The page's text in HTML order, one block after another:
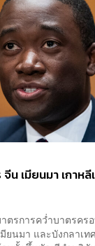
น เมียนมา เกาห
ตรการคว่ำบาตรค
ยนมา และบังกลาเ